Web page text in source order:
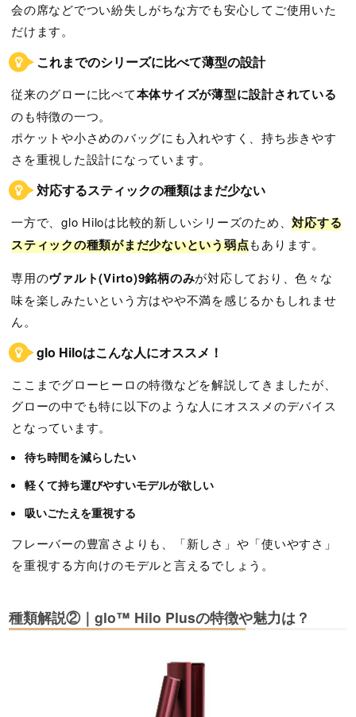
会の席などでつい紛失しがちな方でも安心してご使用いた
だけます。
これまでのシリーズに比べて薄型の設計
従来のグローに比べて本体サイズが薄型に設計されている
のも特徴の一つ。
ポケットや小さめのバッグにも入れやすく、持ち歩きやす
さを重視した設計になっています。
対応するスティックの種類はまだ少ない
一方で、glo Hiloは比較的新しいシリーズのため、対応する
スティックの種類がまだ少ないという弱点もあります。
専用のヴァルト(Virto)9銘柄のみが対応しており、色々な
味を楽しみたいという方はやや不満を感じるかもしれませ
ん。
glo Hiloはこんな人にオススメ！
ここまでグローヒーロの特徴などを解説してきましたが、
グローの中でも特に以下のような人にオススメのデバイス
となっています。
待ち時間を減らしたい
軽くて持ち運びやすいモデルが欲しい
吸いごたえを重視する
フレーバーの豊富さよりも、「新しさ」や「使いやすさ」
を重視する方向けのモデルと言えるでしょう。
種類解説②｜glo™ Hilo Plusの特徴や魅力は？